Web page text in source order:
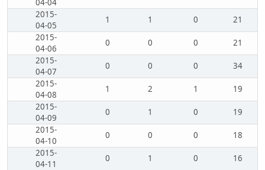
04-04
2015-
04-05
1 1 0
21
2015-
04-06
0 0 0
21
2015-
04-07
0 0 0
34
2015-
04-08
1 2 1
19
2015-
04-09
0 1 0
19
2015-
04-10
0 0 0
18
2015-
04-11
0 1 0
16